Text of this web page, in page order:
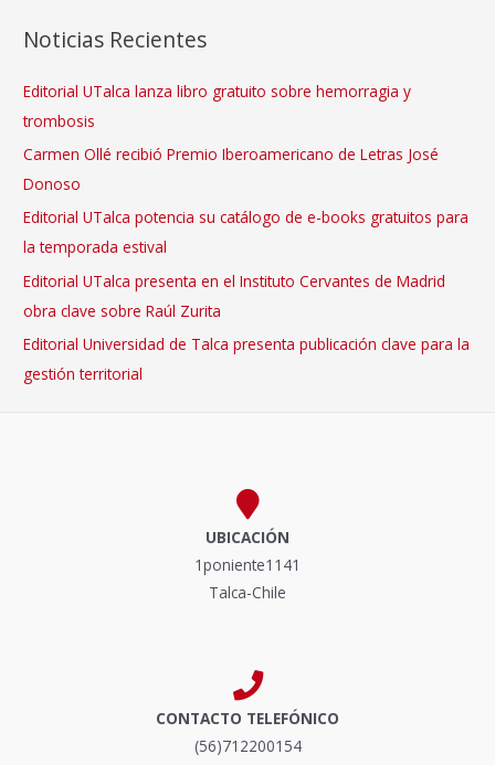
Noticias Recientes
Editorial UTalca lanza libro gratuito sobre hemorragia y
trombosis
Carmen Ollé recibió Premio Iberoamericano de Letras José
Donoso
Editorial UTalca potencia su catálogo de e-books gratuitos para
la temporada estival
Editorial UTalca presenta en el Instituto Cervantes de Madrid
obra clave sobre Raúl Zurita
Editorial Universidad de Talca presenta publicación clave para la
gestión territorial
UBICACIÓN
1poniente1141
Talca-Chile
CONTACTO TELEFÓNICO
(56)712200154